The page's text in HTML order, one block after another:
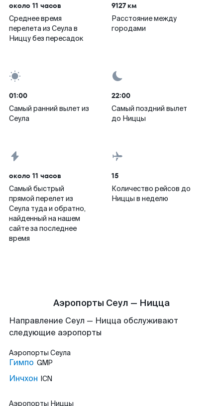
около 11 часов
Среднее время
перелета из Сеула в
Ниццу без пересадок
9127 км
Расстояние между
городами
01:00
Самый ранний вылет из
Сеула
22:00
Самый поздний вылет
до Ниццы
около 11 часов
Самый быстрый
прямой перелет из
Сеула туда и обратно,
найденный на нашем
сайте за последнее
время
15
Количество рейсов до
Ниццы в неделю
Аэропорты Сеул — Ницца
Направление Сеул — Ницца обслуживают
следующие аэропорты
Аэропорты Сеула
Гимпо GMP
Инчхон ICN
Аэропорты Ниццы